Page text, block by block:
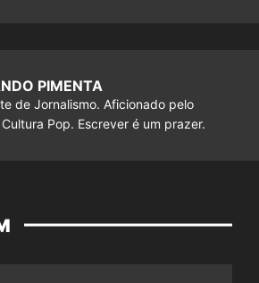
PIMENTA
de Jornalismo. Aficionado pelo
Pop. Escrever é um prazer.